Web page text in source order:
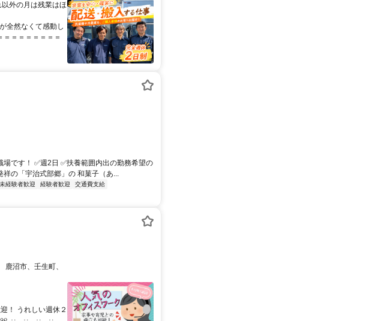
外の月は残業はほ
全然なくて感動し
＝＝＝＝＝＝＝
です！ ✅週2日 ✅扶養範囲内出の勤務希望の
の「宇治式部郷」の 和菓子（あ...
未経験者歓迎 経験者歓迎
交通費支給
！ うれしい週休２